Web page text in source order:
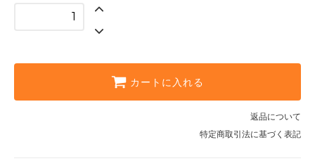
カートに入れる
返品について
特定商取引法に基づく表記